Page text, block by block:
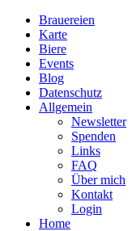
Brauereien
Karte
Biere
Events
Blog
Datenschutz
Allgemein
Newsletter
Spenden
Links
FAQ
Über mich
Kontakt
Login
Home